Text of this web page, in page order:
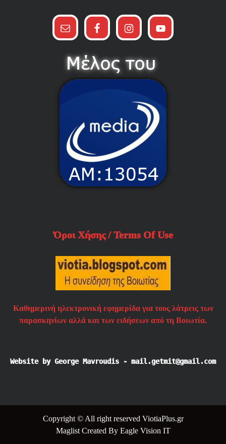
Όροι Χήσης / Terms Of Use
Καθημερινή ηλεκτρονική εφημερίδα για τους λάτρεις των
παρασκηνίων αλλά και των ειδήσεων από τη Βοιωτία.
Website by George Mavroudis - mail.getmit@gmail.com
Copyright © All right reserved ViotiaPlus.gr
Maglist Created By Eagle Vision IT